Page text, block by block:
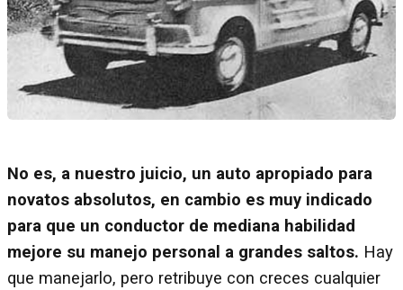
No es, a nuestro juicio, un auto apropiado para
novatos absolutos, en cambio es muy indicado
para que un conductor de mediana habilidad
mejore su manejo personal a grandes saltos. Hay
que manejarlo, pero retribuye con creces cualquier